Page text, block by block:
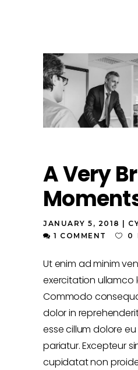
A Very
JANUARY 5, 2018
1 COMMENT
0
Ut enim ad minim
exercitation ullamco
Commodo
dolor in
esse cillum dolore
pariatur. Excepteur
cupidatat non